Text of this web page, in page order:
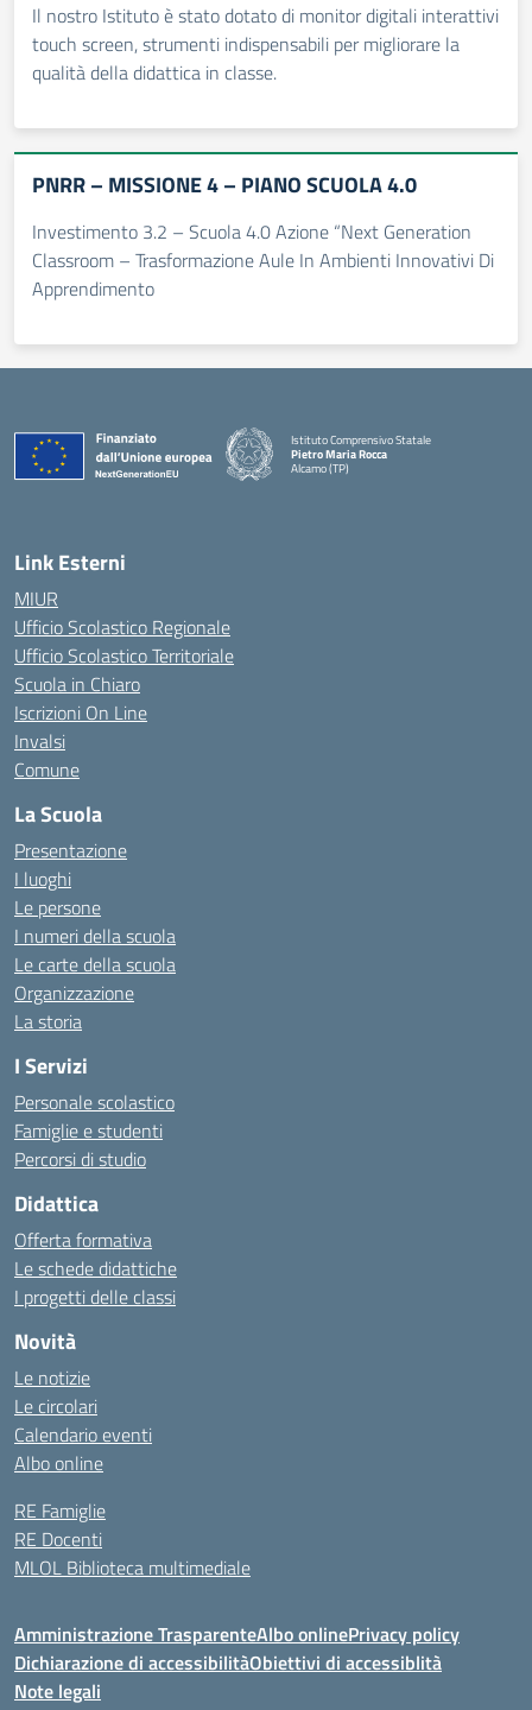
Il nostro Istituto è stato dotato di monitor digitali interattivi
touch screen, strumenti indispensabili per migliorare la
qualità della didattica in classe.
PNRR – MISSIONE 4 – PIANO SCUOLA 4.0
Investimento 3.2 – Scuola 4.0 Azione “Next Generation
Classroom – Trasformazione Aule In Ambienti Innovativi Di
Apprendimento
Istituto Comprensivo Statale
Pietro Maria Rocca
Alcamo (TP)
Link Esterni
MIUR
Ufficio Scolastico Regionale
Ufficio Scolastico Territoriale
Scuola in Chiaro
Iscrizioni On Line
Invalsi
Comune
La Scuola
Presentazione
I luoghi
Le persone
I numeri della scuola
Le carte della scuola
Organizzazione
La storia
I Servizi
Personale scolastico
Famiglie e studenti
Percorsi di studio
Didattica
Offerta formativa
Le schede didattiche
I progetti delle classi
Novità
Le notizie
Le circolari
Calendario eventi
Albo online
RE Famiglie
RE Docenti
MLOL Biblioteca multimediale
Amministrazione TrasparenteAlbo onlinePrivacy policy
Dichiarazione di accessibilitàObiettivi di accessiblità
Note legali